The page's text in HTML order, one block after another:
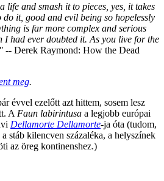
life and smash it to pieces, yes, it takes
it, good and evil being so hopelessly
is far more complex and serious
I had ever doubted it. As you live for the
-- Derek Raymond: How the Dead
meg.
évvel ezelőtt azt hittem, sosem lesz
A Faun labirintusa a legjobb európai
Dellamorte Dellamorte-ja óta (tudom,
stáb kilencven százaléka, a helyszínek
az öreg kontinenshez.)